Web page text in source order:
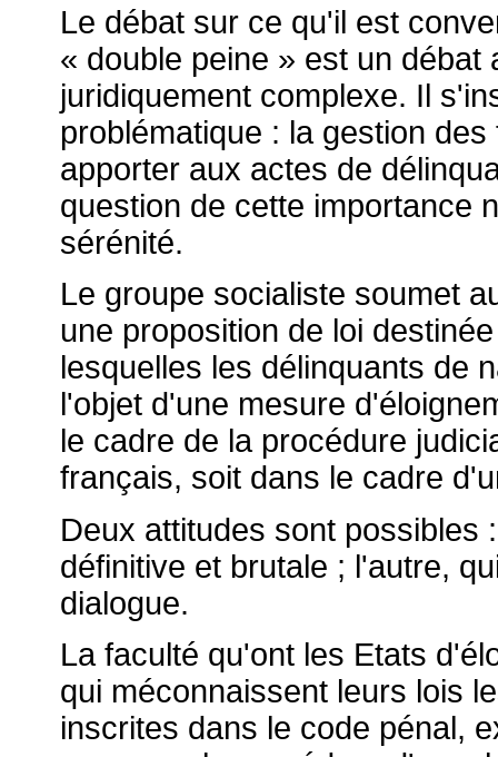
Le débat sur ce qu'il est
« double peine » est un
juridiquement complexe. Il
problématique : la gestion
apporter aux actes de
question de cette importance
sérénité.
Le groupe socialiste soumet
une proposition de loi
lesquelles les délinquants de
l'objet d'une mesure
le cadre de la procédure
français, soit dans le cadre
Deux attitudes sont possibles
définitive et brutale ; l'autre,
dialogue.
La faculté qu'ont les Etats
qui méconnaissent leurs lois
inscrites dans le code pénal,